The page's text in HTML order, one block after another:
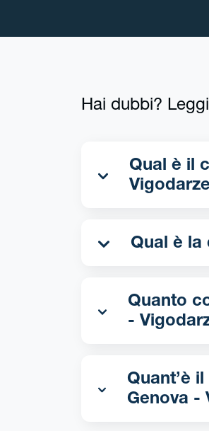
Hai dubbi?
Qual è il
Quanto
-
Quant’è
Genova -